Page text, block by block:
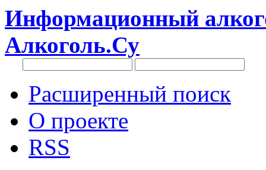
Информационный
Алкоголь.Су
Расширенный поиск
О проекте
RSS